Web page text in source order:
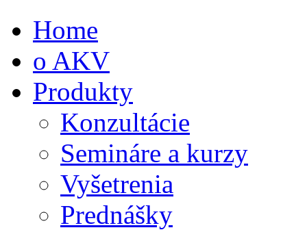
Home
o AKV
Produkty
Konzultácie
Semináre a kurzy
Vyšetrenia
Prednášky